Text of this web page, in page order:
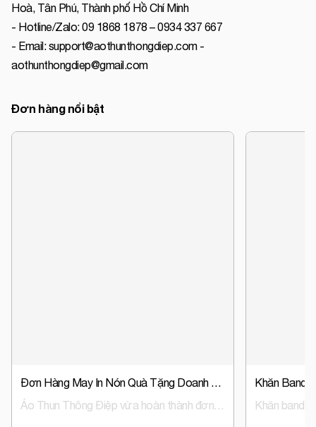
Hoà, Tân Phú, Thành phố Hồ Chí Minh
- Hotline/Zalo: 09 1868 1878 – 0934 337 667
- Email: support@aothunthongdiep.com -
aothunthongdiep@gmail.com
Đơn hàng nổi bật
Đơn Hàng May In Nón Quà Tặng Doanh Nghiệp, Nón Đồng Phục Trust Event & Media
Áo Thun Thông Điệp vừa hoàn thành đơn hàng sản xuất nón đồng phục, nón quà tặng doanh nghiệp cho Trust Event & Media – đơn vị hoạt động trong lĩnh vực tổ chức sự kiện và truyền thông.